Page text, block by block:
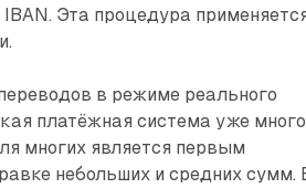
Эта ­процедура
в режиме реального
платёжная система уже много
многих является первым
небольших и средних сумм.